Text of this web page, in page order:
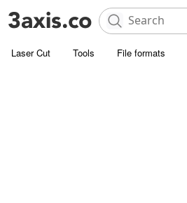
Laser Cut Tools File formats